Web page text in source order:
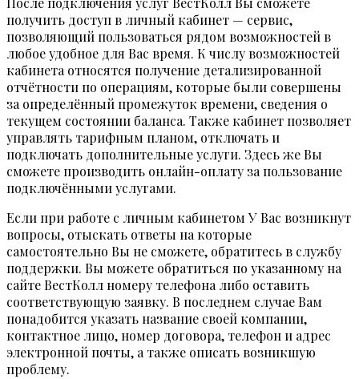
получить доступ в личный кабинет — сервис,
позволяющий пользоваться рядом возможностей в
любое удобное для Вас время. К числу возможностей
кабинета относятся получение детализированной
отчётности по операциям, которые были совершены
за определённый промежуток времени, сведения о
текущем состоянии баланса. Также кабинет позволяет
управлять тарифным планом, отключать и
подключать дополнительные услуги. Здесь же Вы
сможете производить онлайн-оплату за пользование
подключёнными услугами.
Если при работе с личным кабинетом У Вас возникнут
вопросы, отыскать ответы на которые
самостоятельно Вы не сможете, обратитесь в службу
поддержки. Вы можете обратиться по указанному на
сайте ВестКолл номеру телефона либо оставить
соответствующую заявку. В последнем случае Вам
понадобится указать название своей компании,
контактное лицо, номер договора, телефон и адрес
электронной почты, а также описать возникшую
проблему.